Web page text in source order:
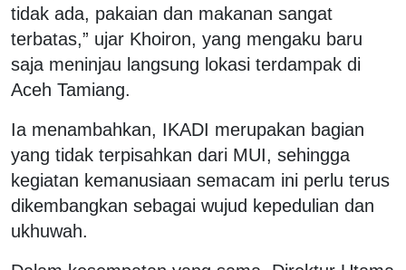
tidak ada, pakaian dan makanan sangat
terbatas,” ujar Khoiron, yang mengaku baru
saja meninjau langsung lokasi terdampak di
Aceh Tamiang.
Ia menambahkan, IKADI merupakan bagian
yang tidak terpisahkan dari MUI, sehingga
kegiatan kemanusiaan semacam ini perlu terus
dikembangkan sebagai wujud kepedulian dan
ukhuwah.